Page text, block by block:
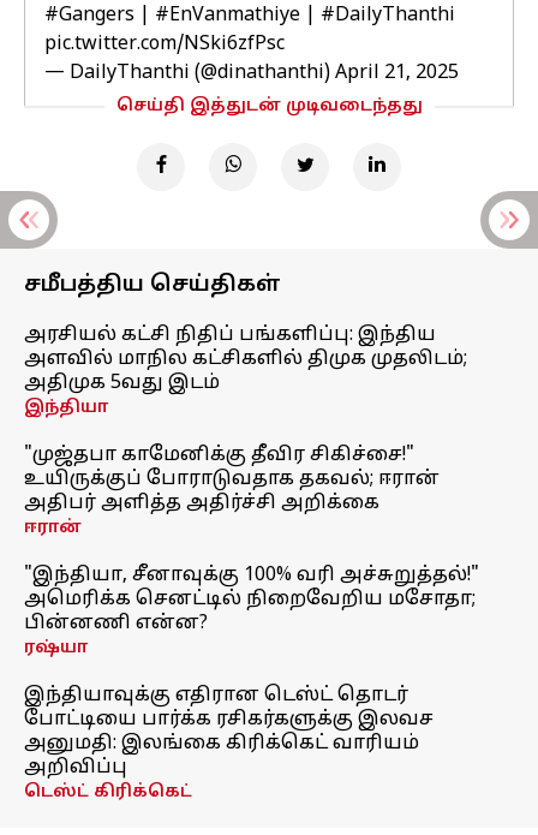
#Gangers
#EnVanmathiye
#DailyThanthi
pic.twitter.com/NSki6zfPsc
— DailyThanthi (@dinathanthi) April 21, 2025
செய்தி இத்துடன் முடிவடைந்தது
சமீபத்திய செய்திகள்
அரசியல் கட்சி நிதிப் பங்களிப்பு: இந்திய
அளவில் மாநில கட்சிகளில் திமுக முதலிடம்;
அதிமுக 5வது இடம்
இந்தியா
"முஜ்தபா காமேனிக்கு தீவிர சிகிச்சை!"
உயிருக்குப் போராடுவதாக தகவல்; ஈரான்
அதிபர் அளித்த அதிர்ச்சி அறிக்கை
ஈரான்
"இந்தியா, சீனாவுக்கு 100% வரி அச்சுறுத்தல்!"
அமெரிக்க செனட்டில் நிறைவேறிய மசோதா;
பின்னணி என்ன?
ரஷ்யா
இந்தியாவுக்கு எதிரான டெஸ்ட் தொடர்
போட்டியை பார்க்க ரசிகர்களுக்கு இலவச
அனுமதி: இலங்கை கிரிக்கெட் வாரியம்
அறிவிப்பு
டெஸ்ட் கிரிக்கெட்